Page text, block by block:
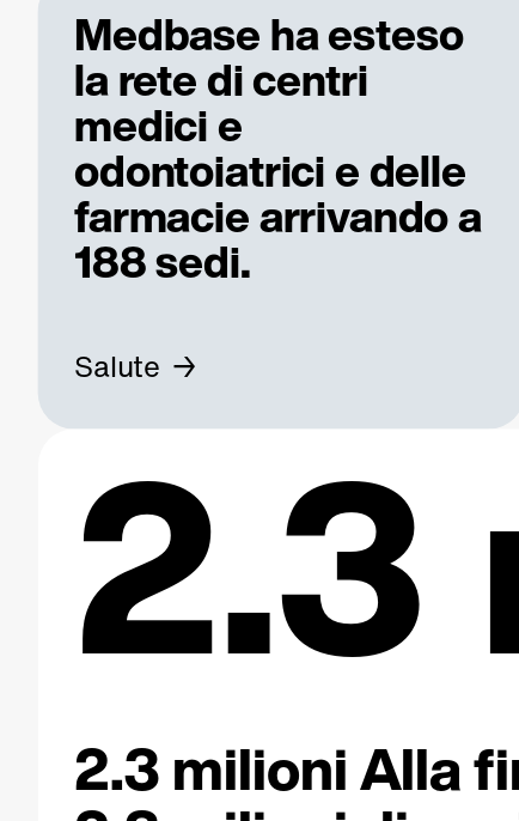
Medbase ha esteso
la rete di centri
medici e
odontoiatrici e delle
farmacie arrivando a
188 sedi.
Salute
2.3
2.3 milioni Alla